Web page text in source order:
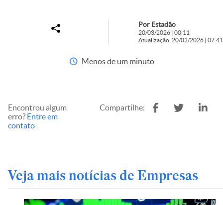
Por Estadão
20/03/2026 | 00:11
Atualização: 20/03/2026 | 07:41
Menos de um minuto
Encontrou algum
erro? Entre em
contato
Compartilhe:
Veja mais notícias de Empresas